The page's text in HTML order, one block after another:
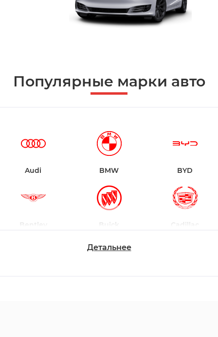
Популярные марки авто
Audi BMW BYD
Bentley Buick Cadillac
Детальнее